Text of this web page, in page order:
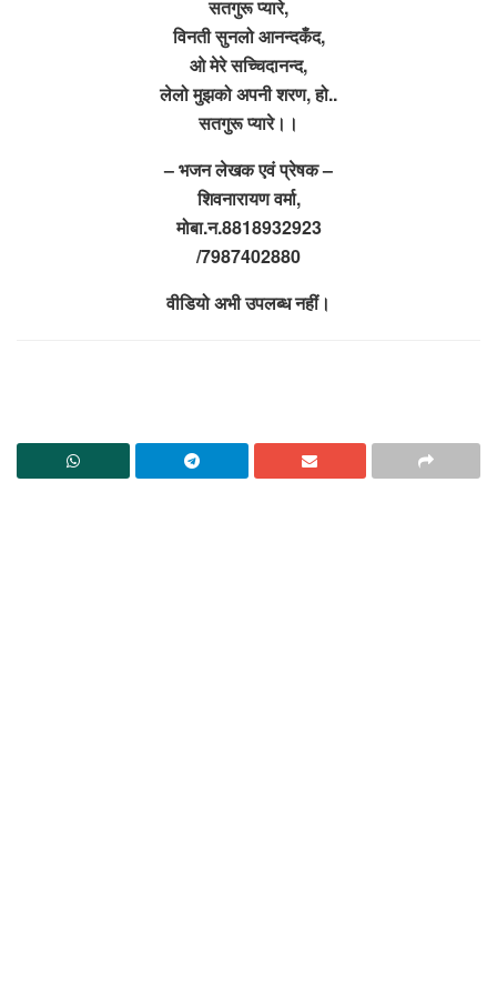
सतगुरू प्यारे,
विनती सुनलो आनन्दकँद,
ओ मेरे सच्चिदानन्द,
लेलो मुझको अपनी शरण, हो..
सतगुरू प्यारे।।
– भजन लेखक एवं प्रेषक –
शिवनारायण वर्मा,
मोबा.न.8818932923
/7987402880
वीडियो अभी उपलब्ध नहीं।